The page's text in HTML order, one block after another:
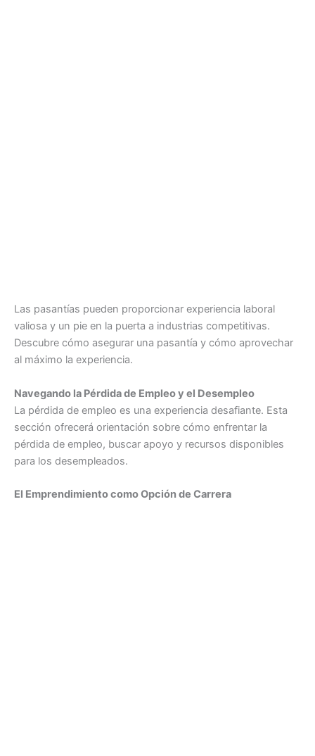
Las pasantías pueden proporcionar experiencia laboral
valiosa y un pie en la puerta a industrias competitivas.
Descubre cómo asegurar una pasantía y cómo aprovechar
al máximo la experiencia.
Navegando la Pérdida de Empleo y el Desempleo
La pérdida de empleo es una experiencia desafiante. Esta
sección ofrecerá orientación sobre cómo enfrentar la
pérdida de empleo, buscar apoyo y recursos disponibles
para los desempleados.
El Emprendimiento como Opción de Carrera